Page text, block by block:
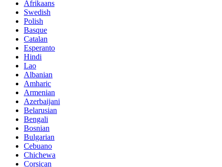
Afrikaans
Swedish
Polish
Basque
Catalan
Esperanto
Hindi
Lao
Albanian
Amharic
Armenian
Azerbaijani
Belarusian
Bengali
Bosnian
Bulgarian
Cebuano
Chichewa
Corsican